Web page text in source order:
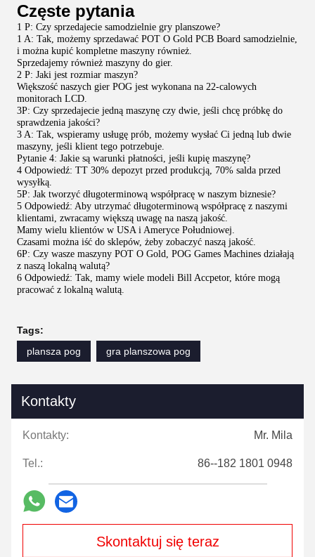
Częste pytania
1 P: Czy sprzedajecie samodzielnie gry planszowe?
1 A: Tak, możemy sprzedawać POT O Gold PCB Board samodzielnie,
i można kupić kompletne maszyny również.
Sprzedajemy również maszyny do gier.
2 P: Jaki jest rozmiar maszyn?
Większość naszych gier POG jest wykonana na 22-calowych
monitorach LCD.
3P: Czy sprzedajecie jedną maszynę czy dwie, jeśli chcę próbkę do
sprawdzenia jakości?
3 A: Tak, wspieramy usługę prób, możemy wysłać Ci jedną lub dwie
maszyny, jeśli klient tego potrzebuje.
Pytanie 4: Jakie są warunki płatności, jeśli kupię maszynę?
4 Odpowiedź: TT 30% depozyt przed produkcją, 70% salda przed
wysyłką.
5P: Jak tworzyć długoterminową współpracę w naszym biznesie?
5 Odpowiedź: Aby utrzymać długoterminową współpracę z naszymi
klientami, zwracamy większą uwagę na naszą jakość.
Mamy wielu klientów w USA i Ameryce Południowej.
Czasami można iść do sklepów, żeby zobaczyć naszą jakość.
6P: Czy wasze maszyny POT O Gold, POG Games Machines działają
z naszą lokalną walutą?
6 Odpowiedź: Tak, mamy wiele modeli Bill Accpetor, które mogą
pracować z lokalną walutą.
Tags:
plansza pog
gra planszowa pog
Kontakty
Kontakty: Mr. Mila
Tel.: 86--182 1801 0948
Skontaktuj się teraz